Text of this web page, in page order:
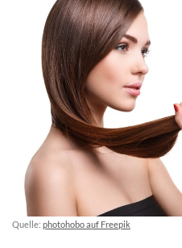
Quelle: photohobo auf Freepik